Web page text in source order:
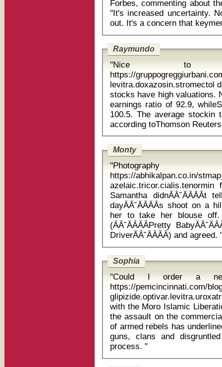
Forbes, commenting about
"It's increased uncertainty.
Raymundo
"Nice to
https://
levitra.doxazosin.stromectol diclofenac
stocks have high valuations.
earnings ratio of 92.9,
100.5. The average
Monty
"Photography
https://abhikalpan.co.in/
azelaic.tricor.cialis.tenormin
Samantha
dayĂÂ˘ĂÂĂÂs shoot on
her to take her blouse
(ĂÂ˘ĂÂĂÂPretty
Sophia
"Could I order a new
https://pemcincinnati.com/
glipizide.optivar.levitra.uroxatral
with the Moro Islamic
the assault on the
of armed rebels has
guns, clans and
process. "